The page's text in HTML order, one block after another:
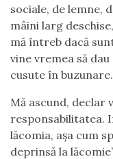
sociale, de lemne,
mâini larg
mă întreb dacă
vine vremea să
cusute în buzunare.
Mă ascund, declar
responsabilitatea.
lăcomia, așa cum
deprinsă la